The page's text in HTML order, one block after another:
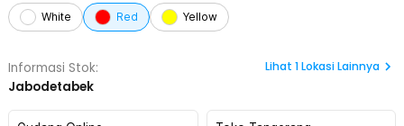
White Red Yellow
Informasi Stok:
Jabodetabek
Lihat 1Lokasi Lainnya